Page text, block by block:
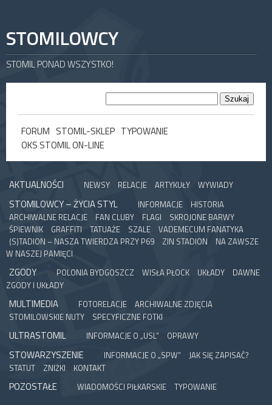
STOMILOWCY
STOMIL PONAD WSZYSTKO!
FORUM STOMIL-SKLEP TYPOWANIE
OKS STOMIL ON-LINE
AKTUALNOŚCI NEWSY RELACJE ARTYKUŁY WYWIADY
STOMILOWCY – ŻYCIA STYL INFORMACJE
HISTORIA
ARCHIWALNE RELACJE
FAN CLUBY FLAGI
SKROJONE BARWY
ŚPIEWNIK
GRAFFITI TATUAŻE SZALE
VADEMECUM FANATYKA
(S)TADION – NASZA TWIERDZA PRZY P69
ZIN STADION
NA ZAWSZE
W NASZEJ PAMIĘCI
ZGODY POLONIA BYDGOSZCZ WISŁA PŁOCK UKŁADY
DAWNE
ZGODY I UKŁADY
MULTIMEDIA FOTORELACJE
ARCHIWALNE ZDJĘCIA
STOMILOWSKIE NUTY
SPECYFICZNE FOTKI
ULTRASTOMIL INFORMACJE O „USL” OPRAWY
STOWARZYSZENIE INFORMACJE O „SPW”
JAK SIĘ ZAPISAĆ?
STATUT
ZNIŻKI KONTAKT
POZOSTAŁE WIADOMOŚCI PIŁKARSKIE TYPOWANIE